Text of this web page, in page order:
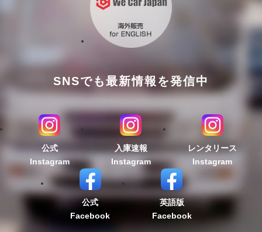
SNSでも最新情報を発信中
公式
Instagram
入庫速報
Instagram
レンタリース
Instagram
公式
Facebook
英語版
Facebook